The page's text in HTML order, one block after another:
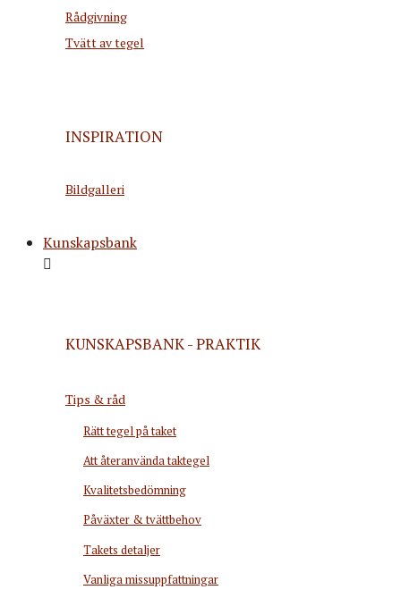
Rådgivning
Tvätt av tegel
INSPIRATION
Bildgalleri
Kunskapsbank
KUNSKAPSBANK - PRAKTIK
Tips & råd
Rätt tegel på taket
Att återanvända taktegel
Kvalitetsbedömning
Påväxter & tvättbehov
Takets detaljer
Vanliga missuppfattningar